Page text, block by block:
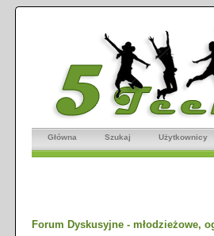
Główna Szukaj Użytkownicy
Forum Dyskusyjne - młodzieżowe,